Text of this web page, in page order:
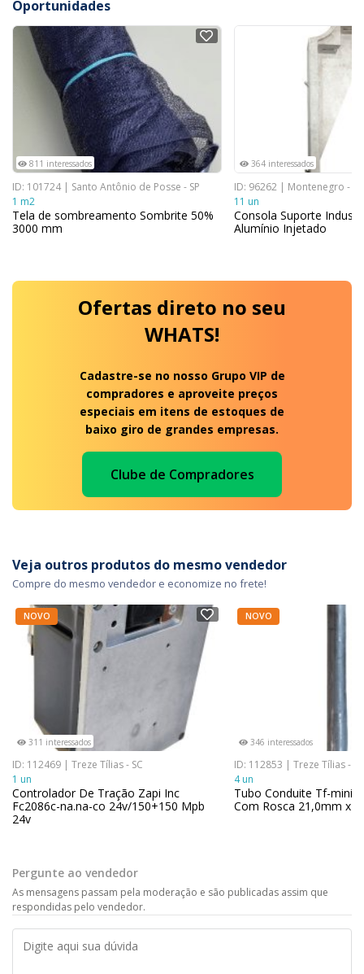
Oportunidades
NOVO
811 interessados
ID: 101724 | Santo Antônio de Posse - SP
1 m2
Tela de sombreamento Sombrite 50%
3000 mm
364 interessados
ID: 96262 | Montenegro - RS
11 un
Consola Suporte
Alumínio Injetado
Ofertas direto no seu
WHATS!
Cadastre-se no nosso Grupo VIP de
compradores e aproveite preços
especiais em itens de estoques de
baixo giro de grandes empresas.
Clube de Compradores
Veja outros produtos do mesmo vendedor
Compre do mesmo vendedor e economize no frete!
NOVO
311 interessados
ID: 112469 | Treze Tílias - SC
1 un
Controlador De Tração Zapi Inc
Fc2086c-na.na-co 24v/150+150 Mpb
24v
NOVO
346 interessados
ID: 112853 | Treze Tílias - SC
4 un
Tubo Conduite Tf-mini
Com Rosca 21,0mm x
Pergunte ao vendedor
As mensagens passam pela moderação e são publicadas assim que
respondidas pelo vendedor.